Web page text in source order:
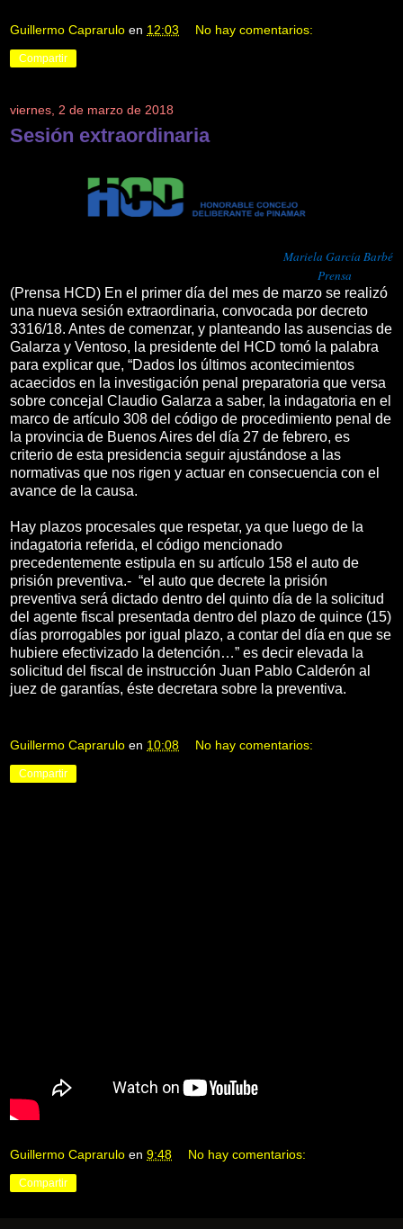
Guillermo Caprarulo en 12:03 No hay comentarios:
Compartir
viernes, 2 de marzo de 2018
Sesión extraordinaria
Mariela García Barbé
Prensa
(Prensa HCD) En el primer día del mes de marzo se realizó
una nueva sesión extraordinaria, convocada por decreto
3316/18. Antes de comenzar, y planteando las ausencias de
Galarza y Ventoso, la presidente del HCD tomó la palabra
para explicar que, “Dados los últimos acontecimientos
acaecidos en la investigación penal preparatoria que versa
sobre concejal Claudio Galarza a saber, la indagatoria en el
marco de artículo 308 del código de procedimiento penal de
la provincia de Buenos Aires del día 27 de febrero, es
criterio de esta presidencia seguir ajustándose a las
normativas que nos rigen y actuar en consecuencia con el
avance de la causa.
Hay plazos procesales que respetar, ya que luego de la
indagatoria referida, el código mencionado
precedentemente estipula en su artículo 158 el auto de
prisión preventiva.- “el auto que decrete la prisión
preventiva será dictado dentro del quinto día de la solicitud
del agente fiscal presentada dentro del plazo de quince (15)
días prorrogables por igual plazo, a contar del día en que se
hubiere efectivizado la detención…” es decir elevada la
solicitud del fiscal de instrucción Juan Pablo Calderón al
juez de garantías, éste decretara sobre la preventiva.
Guillermo Caprarulo en 10:08 No hay comentarios:
Compartir
Guillermo Caprarulo en 9:48 No hay comentarios:
Compartir